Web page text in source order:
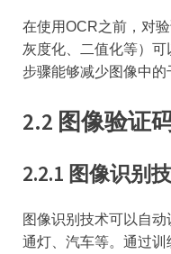
在使用OCR之前，对
灰度化、二值化等）
步骤能够减少图像中的
2.2 图像验证
2.2.1 图像识别
图像识别技术可以自
通灯、汽车等。通过